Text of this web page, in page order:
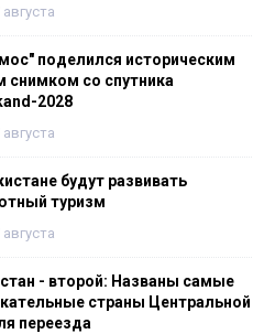
поделился историческим
снимком со спутника
2028
будут развивать
туризм
- второй: Названы самые
страны Центральной
переезда